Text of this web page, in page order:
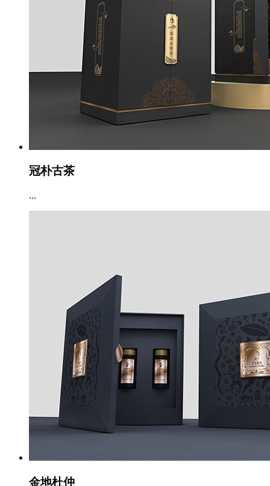
冠朴古茶
...
金地杜仲